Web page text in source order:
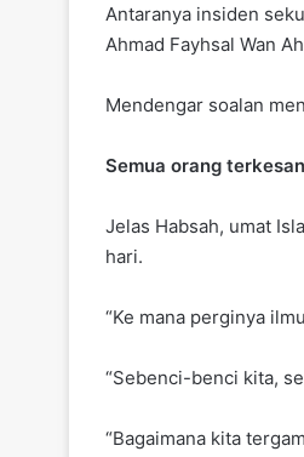
Antaranya insiden
Ahmad Fayhsal Wan
Mendengar soalan
Semua orang terkesan
Jelas Habsah, umat
hari.
“Ke mana perginya
“Sebenci-benci kita,
“Bagaimana kita